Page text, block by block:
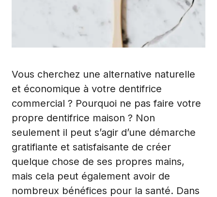
Vous cherchez une alternative naturelle
et économique à votre dentifrice
commercial ? Pourquoi ne pas faire votre
propre dentifrice maison ? Non
seulement il peut s’agir d’une démarche
gratifiante et satisfaisante de créer
quelque chose de ses propres mains,
mais cela peut également avoir de
nombreux bénéfices pour la santé. Dans